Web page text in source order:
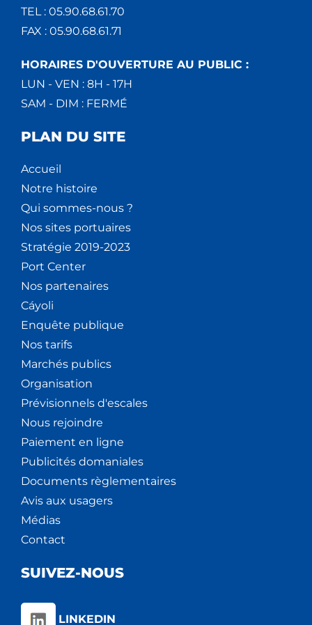
TEL : 05.90.68.61.70
FAX : 05.90.68.61.71
HORAIRES D'OUVERTURE AU PUBLIC :
LUN - VEN : 8H - 17H
SAM - DIM : FERMÉ
PLAN DU SITE
Accueil
Notre histoire
Qui sommes-nous ?
Nos sites portuaires
Stratégie 2019-2023
Port Center
Nos partenaires
Cáyoli
Enquête publique
Nos tarifs
Marchés publics
Organisation
Prévisionnels d'escales
Nous rejoindre
Paiement en ligne
Publicités domaniales
Documents règlementaires
Avis aux usagers
Médias
Contact
SUIVEZ-NOUS
LINKEDIN